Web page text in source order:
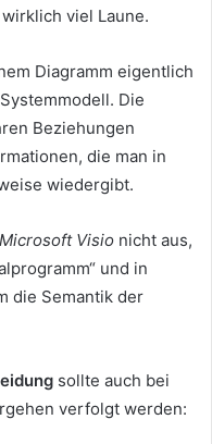
viel Laune.
Diagramm eigentlich
Die
Beziehungen
die man in
wiedergibt.
Microsoft Visio nicht aus,
und in
die Semantik der
sollte auch bei
verfolgt werden: